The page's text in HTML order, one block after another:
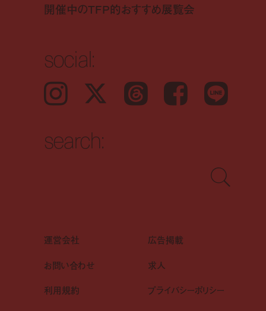
開催中のTFP的おすすめ展覧会
social:
Instagram 𝕏 Threads Facebook LINE
search:
運営会社
広告掲載
お問い合わせ
求人
利用規約 プライバシーポリシー